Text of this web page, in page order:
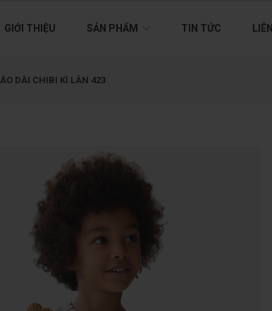
GIỚI THIỆU SẢN PHẨM TIN TỨC
ÁO DÀI CHIBI KÌ LÂN 423